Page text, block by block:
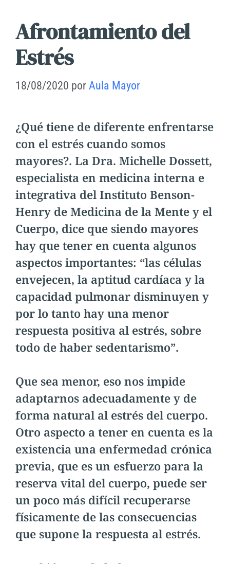
Afrontamiento del
Estrés
18/08/2020 por Aula Mayor
¿Qué tiene de diferente enfrentarse
con el estrés cuando somos
mayores?. La Dra. Michelle Dossett,
especialista en medicina interna e
integrativa del Instituto Benson-
Henry de Medicina de la Mente y el
Cuerpo, dice que siendo mayores
hay que tener en cuenta algunos
aspectos importantes: “las células
envejecen, la aptitud cardíaca y la
capacidad pulmonar disminuyen y
por lo tanto hay una menor
respuesta positiva al estrés, sobre
todo de haber sedentarismo”.
Que sea menor, eso nos impide
adaptarnos adecuadamente y de
forma natural al estrés del cuerpo.
Otro aspecto a tener en cuenta es la
existencia una enfermedad crónica
previa, que es un esfuerzo para la
reserva vital del cuerpo, puede ser
un poco más difícil recuperarse
físicamente de las consecuencias
que supone la respuesta al estrés.